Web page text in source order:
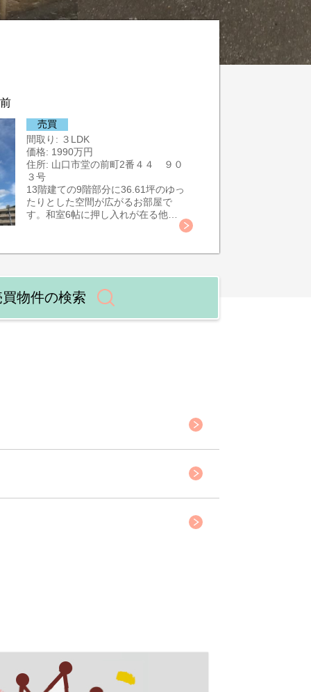
売買
間取り: ３LDK
価格: 1990万円
住所: 山口市堂の前町2番４４ ９０
３号
13階建ての9階部分に36.61坪のゆっ
たりとした空間が広がるお部屋で
す。和室6帖に押し入れが在る他
シューズボックス・WIC・パントリ
備え付けの食器棚等工夫された充実
ーに面していてとても明るい室内が
ポイントです。
物件の検索